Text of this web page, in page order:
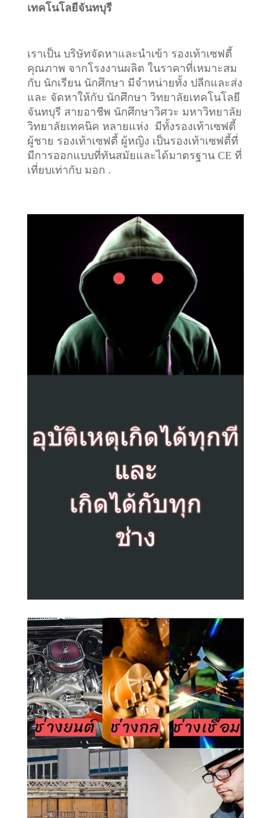
เทคโนโลยีจันทบุรี
เราเป็น บริษัทจัดหาและนำเข้า รองเท้าเซฟตี้
คุณภาพ จากโรงงานผลิต ในราคาที่เหมาะสม
กับ นักเรียน นักศึกษา มีจำหน่ายทั้ง ปลีกและส่ง
และ จัดหาให้กับ นักศึกษา วิทยาลัยเทคโนโลยี
จันทบุรี สายอาชีพ นักศึกษาวิศวะ มหาวิทยาลัย
วิทยาลัยเทคนิค หลายแห่ง มีทั้งรองเท้าเซฟตี้
ผู้ชาย รองเท้าเซฟตี้ ผู้หญิง เป็นรองเท้าเซฟตี้ที่
มีการออกแบบที่ทันสมัยและได้มาตรฐาน CE ที่
เที่ยบเท่ากับ มอก .